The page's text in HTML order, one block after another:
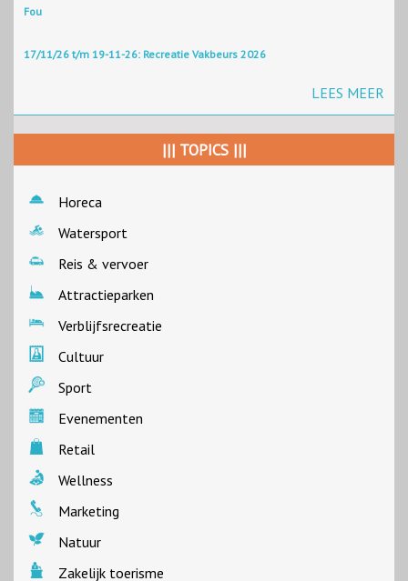
Fou
17/11/26 t/m 19-11-26: Recreatie Vakbeurs 2026
LEES MEER
||| TOPICS |||
Horeca
Watersport
Reis & vervoer
Attractieparken
Verblijfsrecreatie
Cultuur
Sport
Evenementen
Retail
Wellness
Marketing
Natuur
Zakelijk toerisme